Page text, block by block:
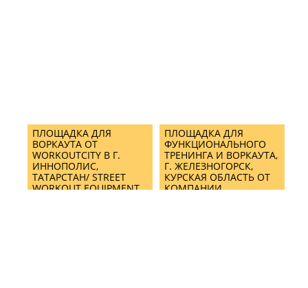
ПЛОЩАДКА ДЛЯ
ВОРКАУТА ОТ
WORKOUTCITY В Г.
ИННОПОЛИС,
ТАТАРСТАН/ STREET
WORKOUT EQUIPMENT
ПЛОЩАДКА ДЛЯ
ФУНКЦИОНАЛЬНОГО
ТРЕНИНГА И ВОРКАУТА,
Г. ЖЕЛЕЗНОГОРСК,
КУРСКАЯ ОБЛАСТЬ ОТ
КОМПАНИИ